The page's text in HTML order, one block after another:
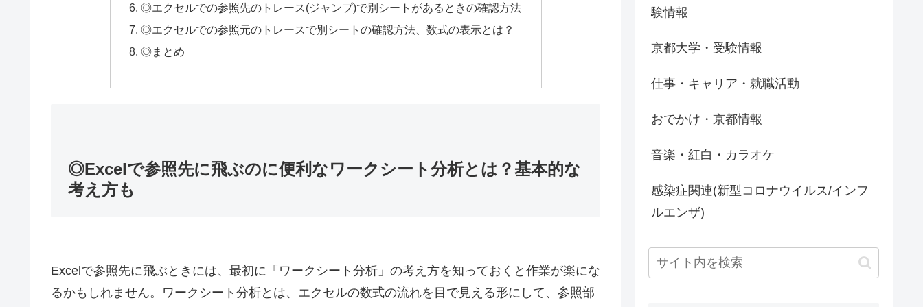
◎エクセルでの参照先のトレース(ジャンプ)で別シートがあるときの確認方法
◎エクセルでの参照元のトレースで別シートの確認方法、数式の表示とは？
◎まとめ
◎Excelで参照先に飛ぶのに便利なワークシート分析とは？基本的な
考え方も
Excelで参照先に飛ぶときには、最初に「ワークシート分析」の考え方を知っておくと作業が楽にな
るかもしれません。ワークシート分析とは、エクセルの数式の流れを目で見える形にして、参照部
験情報
京都大学・受験情報
仕事・キャリア・就職活動
おでかけ・京都情報
音楽・紅白・カラオケ
感染症関連(新型コロナウイルス/インフ
ルエンザ)